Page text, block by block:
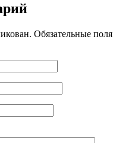
Обязательные поля